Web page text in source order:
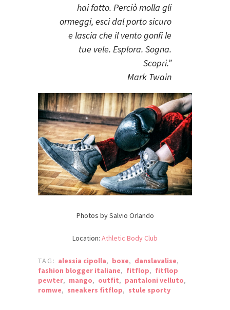
hai fatto. Perciò molla gli
ormeggi, esci dal porto sicuro
e lascia che il vento gonfi le
tue vele. Esplora. Sogna.
Scopri.”
Mark Twain
Photos by Salvio Orlando
Location: Athletic Body Club
TAG: alessia cipolla, boxe, danslavalise,
fashion blogger italiane, fitflop, fitflop
pewter, mango, outfit, pantaloni velluto,
romwe, sneakers fitflop, stule sporty